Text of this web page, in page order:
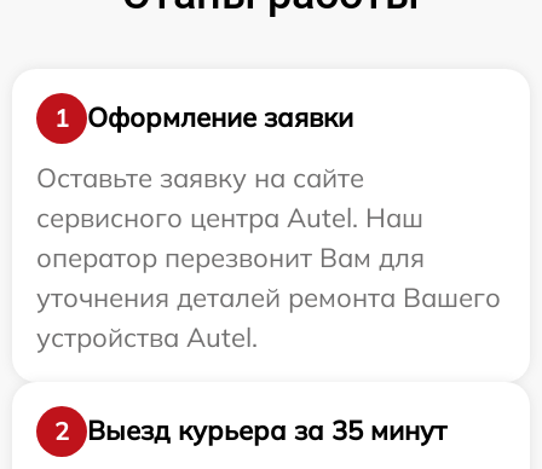
1
Оформление заявки
Оставьте заявку на сайте
сервисного центра Autel. Наш
оператор перезвонит Вам для
уточнения деталей ремонта Вашего
устройства Autel.
2
Выезд курьера за 35 минут